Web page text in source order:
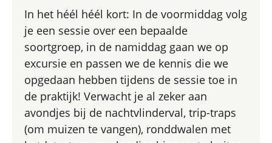
In het héél héél kort: In de voormiddag volg
je een sessie over een bepaalde
soortgroep, in de namiddag gaan we op
excursie en passen we de kennis die we
opgedaan hebben tijdens de sessie toe in
de praktijk! Verwacht je al zeker aan
avondjes bij de nachtvlinderval, trip-traps
(om muizen te vangen), ronddwalen met